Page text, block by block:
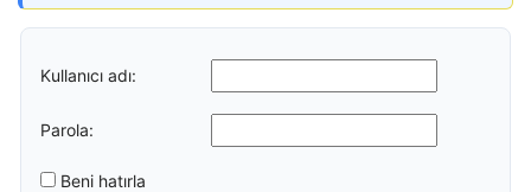
Kullanıcı adı:
Parola:
Beni hatırla